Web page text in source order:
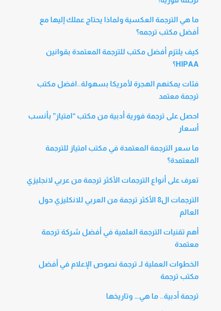
ما هي الترجمة العكسية ولماذا يحتاج عملك إليها مع
أفضل مكتب ترجمه؟
كيف يلتزم أفضل مكتب للترجمة المعتمدة بقوانين
HIPAA؟
فئات يمكنهم الهجرة لأمريكا بسهولة..افضل مكتب
ترجمة معتمد
احصل على ترجمة فورية أدبية من مكتب “امتياز” بأنسب
أسعار
ما سعر الترجمة المعتمدة في مكتب امتياز للترجمة
المعتمدة؟
تعرف على أنواع الترجمات الأكثر ترجمة من عربي لانجليزي
الترجمات ال8 الأكثر ترجمة من العربي للانكليزي حول
العالم
أهم تقنيات الترجمة العلمية في أفضل شركة ترجمة
معتمدة
الخطوات العملية لـ ترجمة نصوص الإعلام في أفضل
مكتب ترجمة
ترجمة أدبية.. ما هي… وتاريخها